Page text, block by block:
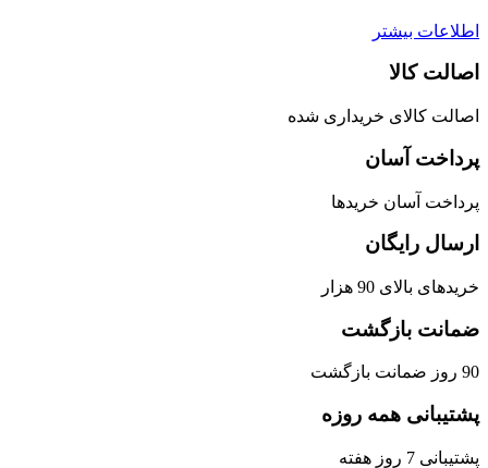
اطلاعات بیشتر
اصالت کالا
اصالت کالای خریداری شده
پرداخت آسان
پرداخت آسان خریدها
ارسال رایگان
خریدهای بالای 90 هزار
ضمانت بازگشت
90 روز ضمانت بازگشت
پشتیبانی همه روزه
پشتیبانی 7 روز هفته